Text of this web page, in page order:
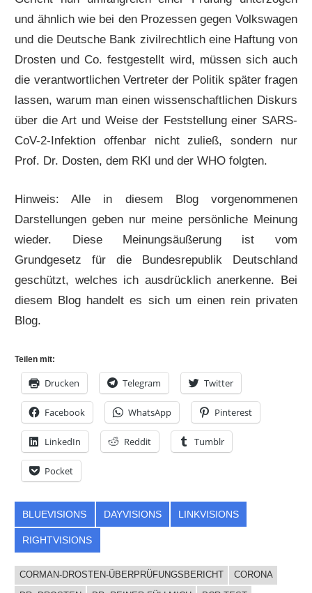
und ähnlich wie bei den Prozessen gegen Volkswagen
und die Deutsche Bank zivilrechtlich eine Haftung von
Drosten und Co. festgestellt wird, müssen sich auch
die verantwortlichen Vertreter der Politik später fragen
lassen, warum man einen wissenschaftlichen Diskurs
über die Art und Weise der Feststellung einer SARS-
CoV-2-Infektion offenbar nicht zuließ, sondern nur
Prof. Dr. Dosten, dem RKI und der WHO folgten.
Hinweis: Alle in diesem Blog vorgenommenen
Darstellungen geben nur meine persönliche Meinung
wieder. Diese Meinungsäußerung ist vom
Grundgesetz für die Bundesrepublik Deutschland
geschützt, welches ich ausdrücklich anerkenne. Bei
diesem Blog handelt es sich um einen rein privaten
Blog.
Teilen mit:
Drucken Telegram Twitter
Facebook WhatsApp Pinterest
LinkedIn Reddit Tumblr
Pocket
BLUEVISIONS DAYVISIONS LINKVISIONS
RIGHTVISIONS
CORMAN-DROSTEN-ÜBERPRÜFUNGSBERICHT
CORONA